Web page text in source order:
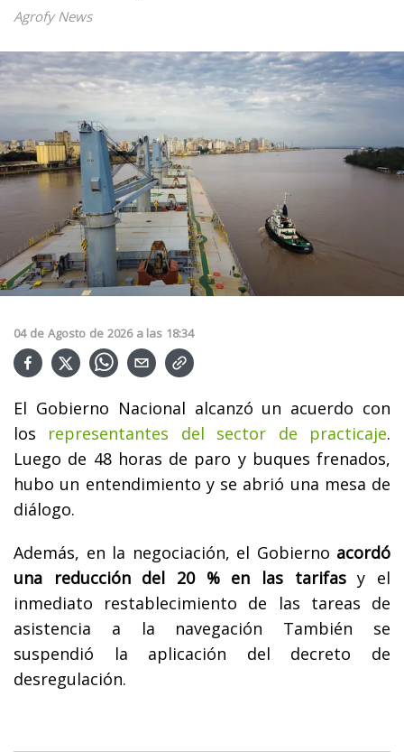
Agrofy News
04 de Agosto de 2026 a las 18:34
El Gobierno Nacional alcanzó un acuerdo con
los representantes del sector de practicaje.
Luego de 48 horas de paro y buques frenados,
hubo un entendimiento y se abrió una mesa de
diálogo.
Además, en la negociación, el Gobierno acordó
una reducción del 20 % en las tarifasy el
inmediato restablecimiento de las tareas de
asistencia a la navegación También se
suspendió la aplicación del decreto de
desregulación.